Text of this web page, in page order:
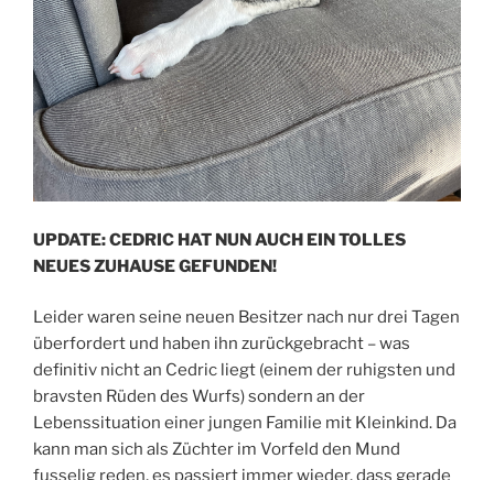
UPDATE: CEDRIC HAT NUN AUCH EIN TOLLES
NEUES ZUHAUSE GEFUNDEN!
Leider waren seine neuen Besitzer nach nur drei Tagen
überfordert und haben ihn zurückgebracht – was
definitiv nicht an Cedric liegt (einem der ruhigsten und
bravsten Rüden des Wurfs) sondern an der
Lebenssituation einer jungen Familie mit Kleinkind. Da
kann man sich als Züchter im Vorfeld den Mund
fusselig reden, es passiert immer wieder, dass gerade